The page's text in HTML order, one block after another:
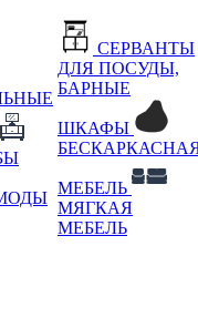
СЕРВАНТЫ
ДЛЯ ПОСУДЫ,
БАРНЫЕ
ШКАФЫ
МЕБЕЛЬ
МЯГКАЯ
МЕБЕЛЬ